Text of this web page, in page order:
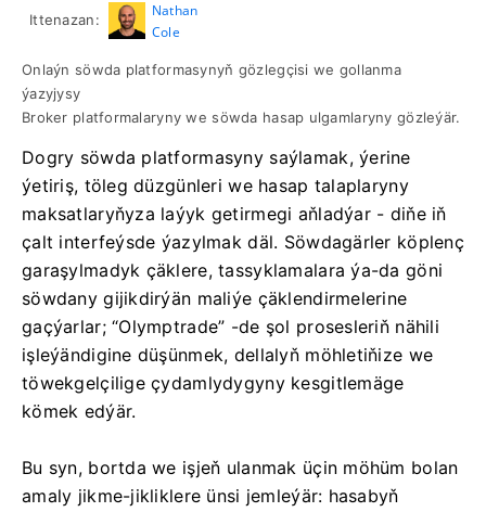
Ittenazan:
Nathan
Cole
Onlaýn söwda platformasynyň gözlegçisi we gollanma
ýazyjysy
Broker platformalaryny we söwda hasap ulgamlaryny gözleýär.
Dogry söwda platformasyny saýlamak, ýerine
ýetiriş, töleg düzgünleri we hasap talaplaryny
maksatlaryňyza laýyk getirmegi aňladýar - diňe iň
çalt interfeýsde ýazylmak däl. Söwdagärler köplenç
garaşylmadyk çäklere, tassyklamalara ýa-da göni
söwdany gijikdirýän maliýe çäklendirmelerine
gaçýarlar; “Olymptrade” -de şol prosesleriň nähili
işleýändigine düşünmek, dellalyň möhletiňize we
töwekgelçilige çydamlydygyny kesgitlemäge
kömek edýär.
Bu syn, bortda we işjeň ulanmak üçin möhüm bolan
amaly jikme-jikliklere ünsi jemleýär: hasabyň